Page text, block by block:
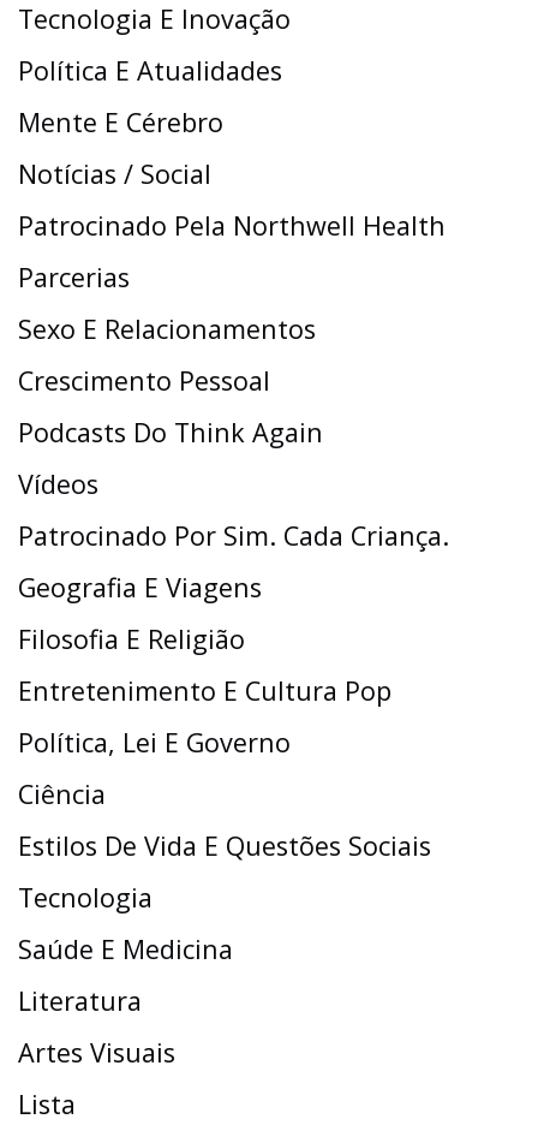
Tecnologia E Inovação
Política E Atualidades
Mente E Cérebro
Notícias / Social
Patrocinado Pela Northwell Health
Parcerias
Sexo E Relacionamentos
Crescimento Pessoal
Podcasts Do Think Again
Vídeos
Patrocinado Por Sim. Cada Criança.
Geografia E Viagens
Filosofia E Religião
Entretenimento E Cultura Pop
Política, Lei E Governo
Ciência
Estilos De Vida E Questões Sociais
Tecnologia
Saúde E Medicina
Literatura
Artes Visuais
Lista